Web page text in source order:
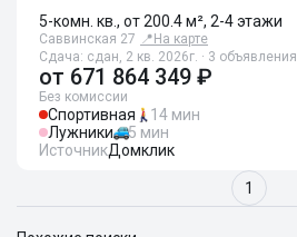
5-комн. кв., от 200.4 м², 2-4 этажи
Саввинская 27 📍 На карте
Сдача: сдан, 2 кв. 2026г. · 3 объявления
от 671 864 349 ₽
Без комиссии
Спортивная
14 мин
Лужники
5 мин
ИсточникДомклик
1